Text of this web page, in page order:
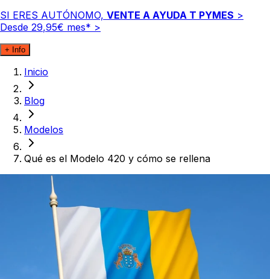
SI ERES AUTÓNOMO, VENTE A AYUDA T PYMES >
Desde 29,95€ mes* >
+ Info
Inicio
Blog
Modelos
Qué es el Modelo 420 y cómo se rellena